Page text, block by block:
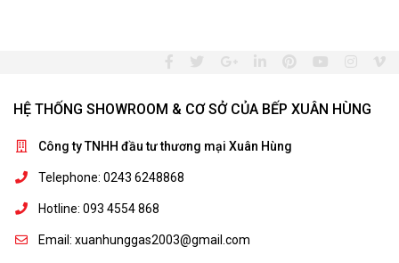
HỆ THỐNG SHOWROOM & CƠ SỞ CỦA BẾP XUÂN HÙNG
Công ty TNHH đầu tư thương mại Xuân Hùng
Telephone: 0243 6248868
Hotline: 093 4554 868
Email: xuanhunggas2003@gmail.com